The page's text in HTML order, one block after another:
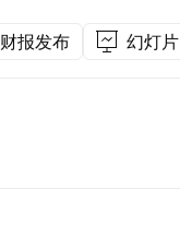
财报发布 幻灯片